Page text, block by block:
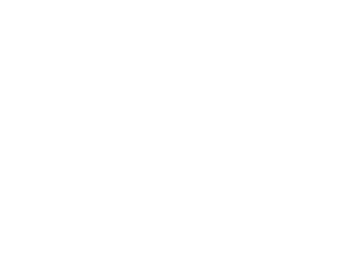
La nueva presidenta del
hace parada institucional en
Ana Mestre estrena su agenda oficial tras
doble visita a la Diputación Provincial y al